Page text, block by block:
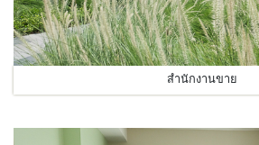
สำนักงานขาย